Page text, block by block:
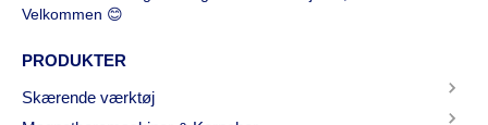
Velkommen 😊
PRODUKTER
Skærende værktøj